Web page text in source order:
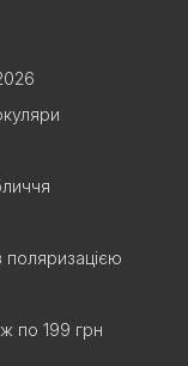
поляризацією
по 199 грн